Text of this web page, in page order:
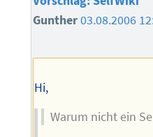
Gunther03.08.2006
Hi,
Warum nicht ein